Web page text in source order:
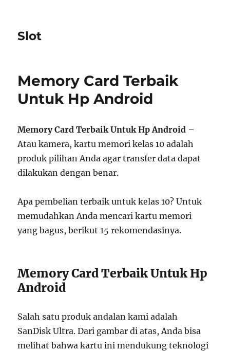
Slot
Memory Card Terbaik
Untuk Hp Android
Memory Card Terbaik Untuk Hp Android –
Atau kamera, kartu memori kelas 10 adalah
produk pilihan Anda agar transfer data dapat
dilakukan dengan benar.
Apa pembelian terbaik untuk kelas 10? Untuk
memudahkan Anda mencari kartu memori
yang bagus, berikut 15 rekomendasinya.
Memory Card Terbaik Untuk Hp
Android
Salah satu produk andalan kami adalah
SanDisk Ultra. Dari gambar di atas, Anda bisa
melihat bahwa kartu ini mendukung teknologi